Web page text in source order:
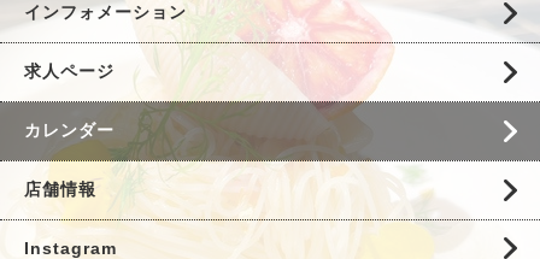
インフォメーション
求人ページ
カレンダー
店舗情報
Instagram